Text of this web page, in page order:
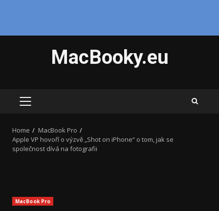
MacBooky.eu
PRIMARY
Home
MacBook Pro
Apple VP hovoří o výzvě „Shot on iPhone“ o tom, jak se
společnost dívá na fotografii
MacBook Pro